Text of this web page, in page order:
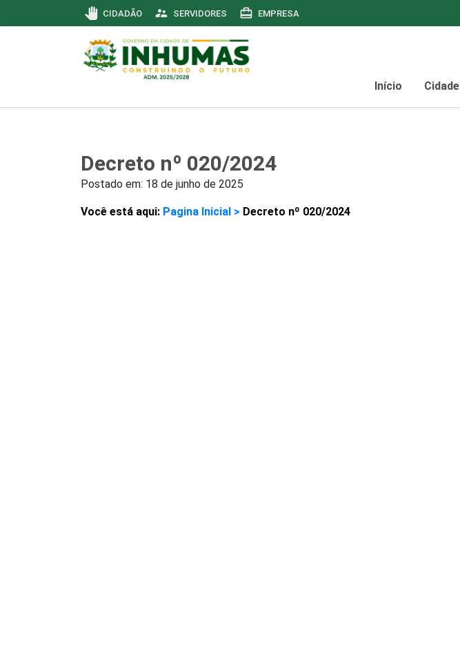
pan_tool CIDADÃO supervisor_account SERVIDORES card_travel EMPRESA
Início Cidade
Decreto nº 020/2024
Postado em: 18 de junho de 2025
Você está aqui: Pagina Inicial > Decreto nº 020/2024